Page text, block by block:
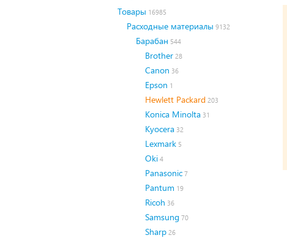
Товары 16985
Расходные материалы 9132
Барабан 544
Brother 28
Canon 36
Epson 1
Hewlett Packard 203
Konica Minolta 31
Kyocera 32
Lexmark 5
Oki 4
Panasonic 7
Pantum 19
Ricoh 36
Samsung 70
Sharp 26